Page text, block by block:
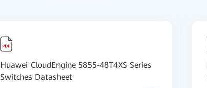
Huawei CloudEngine 5855-48T4XS Series
Switches Datasheet